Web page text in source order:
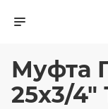
Муфта
25х3/